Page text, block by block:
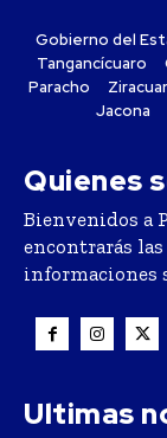
Gobierno del
Tangancícuaro
Paracho
Jacona
Quienes
Bienvenidos a
encontrarás
informaciones
Ultimas